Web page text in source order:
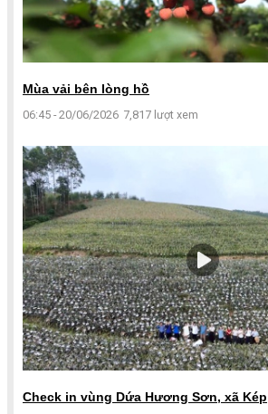
Mùa vải bên lòng hồ
06:45 - 20/06/2026 7,817 lượt xem
Check in vùng Dứa Hương Sơn, xã Kép